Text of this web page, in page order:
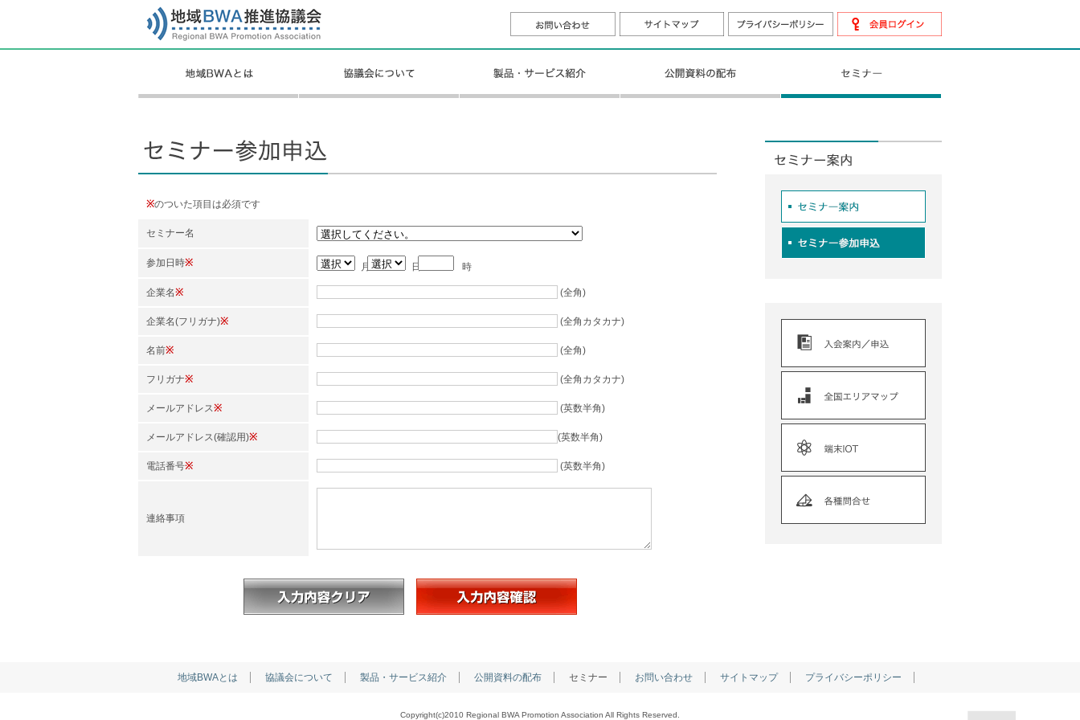
※のついた項目は必須です
セミナー名
参加日時※ 月 日 時
企業名※ (全角)
企業名(フリガナ)※ (全角カタカナ)
名前※ (全角)
フリガナ※ (全角カタカナ)
メールアドレス※ (英数半角)
メールアドレス(確認用)※ (英数半角)
電話番号※ (英数半角)
連絡事項
地域BWAとは 協議会について 製品・サービス紹介 公開資料の配布 セミナー お問い合わせ サイトマップ プライバシーポリシー
Copyright(c)2010 Regional BWA Promotion Association All Rights Reserved.